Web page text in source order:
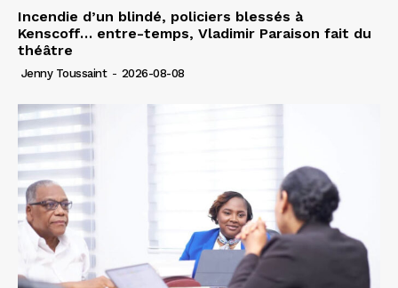
Incendie d’un blindé, policiers blessés à
Kenscoff… entre-temps, Vladimir Paraison fait du
théâtre
Jenny Toussaint - 2026-08-08